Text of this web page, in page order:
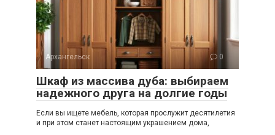
Архангельск 0
Шкаф из массива дуба: выбираем
надежного друга на долгие годы
Если вы ищете мебель, которая прослужит десятилетия
и при этом станет настоящим украшением дома,